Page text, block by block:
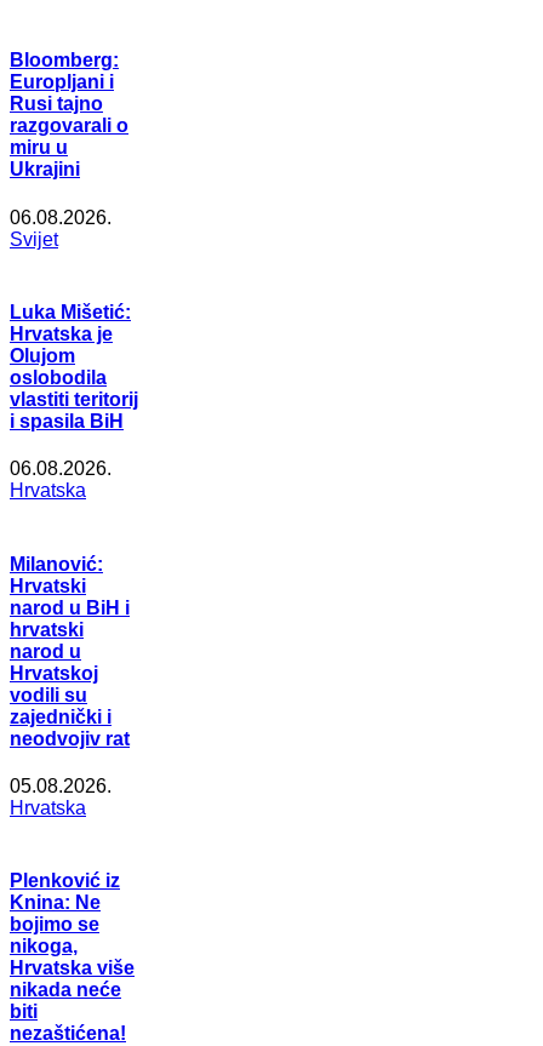
Bloomberg:
Europljani i
Rusi tajno
razgovarali o
miru u
Ukrajini
06.08.2026.
Svijet
Luka Mišetić:
Hrvatska je
Olujom
oslobodila
vlastiti teritorij
i spasila BiH
06.08.2026.
Hrvatska
Milanović:
Hrvatski
narod u BiH i
hrvatski
narod u
Hrvatskoj
vodili su
zajednički i
neodvojiv rat
05.08.2026.
Hrvatska
Plenković iz
Knina: Ne
bojimo se
nikoga,
Hrvatska više
nikada neće
biti
nezaštićena!